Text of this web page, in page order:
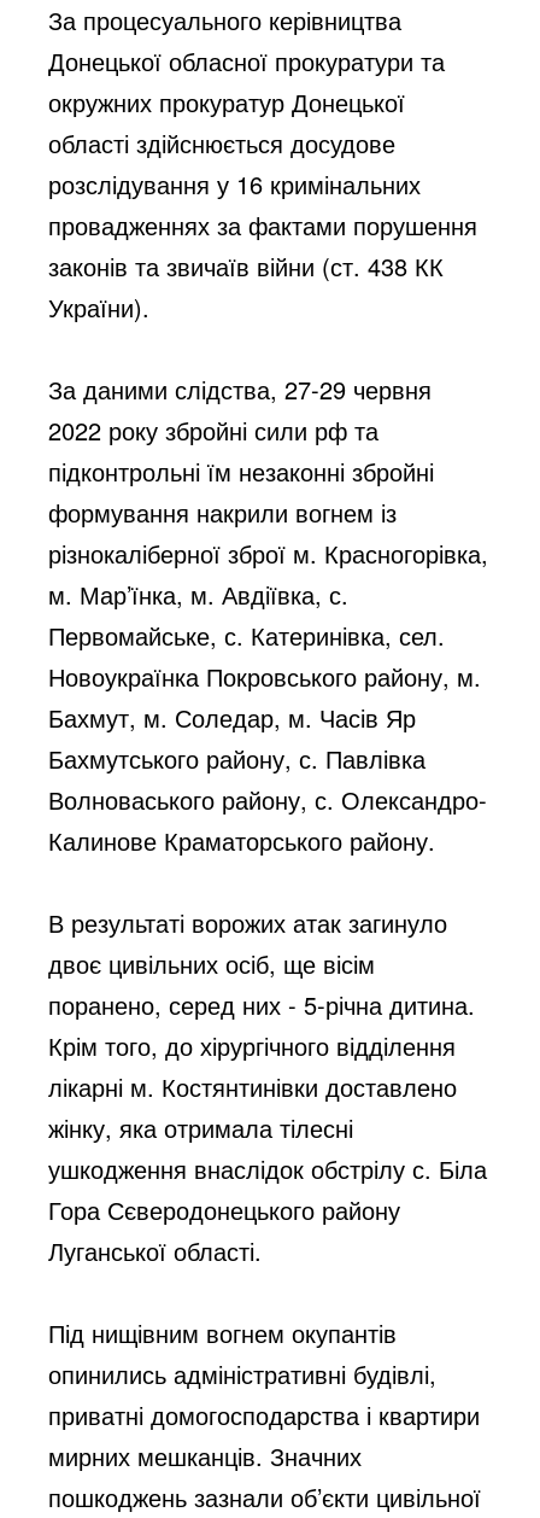
За процесуального керівництва
Донецької обласної прокуратури та
окружних прокуратур Донецької
області здійснюється досудове
розслідування у 16 кримінальних
провадженнях за фактами порушення
законів та звичаїв війни (ст. 438 КК
України).
За даними слідства, 27-29 червня
2022 року збройні сили рф та
підконтрольні їм незаконні збройні
формування накрили вогнем із
різнокаліберної зброї м. Красногорівка,
м. Мар’їнка, м. Авдіївка, с.
Первомайське, с. Катеринівка, сел.
Новоукраїнка Покровського району, м.
Бахмут, м. Соледар, м. Часів Яр
Бахмутського району, с. Павлівка
Волноваського району, с. Олександро-
Калинове Краматорського району.
В результаті ворожих атак загинуло
двоє цивільних осіб, ще вісім
поранено, серед них - 5-річна дитина.
Крім того, до хірургічного відділення
лікарні м. Костянтинівки доставлено
жінку, яка отримала тілесні
ушкодження внаслідок обстрілу с. Біла
Гора Сєверодонецького району
Луганської області.
Під нищівним вогнем окупантів
опинились адміністративні будівлі,
приватні домогосподарства і квартири
мирних мешканців. Значних
пошкоджень зазнали об’єкти цивільної